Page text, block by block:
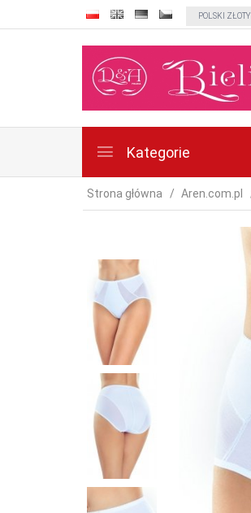
currency_h
POLSKI ZŁOTY
Kategorie
Strona główna Aren.com.pl